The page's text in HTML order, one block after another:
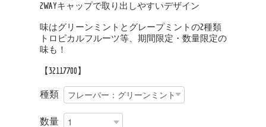
2WAYキャップで取り出しやすいデザイン
味はグリーンミントとグレープミントの2種類
トロピカルフルーツ等、期間限定・数量限定の
味も！
【32117700】
種類
数量